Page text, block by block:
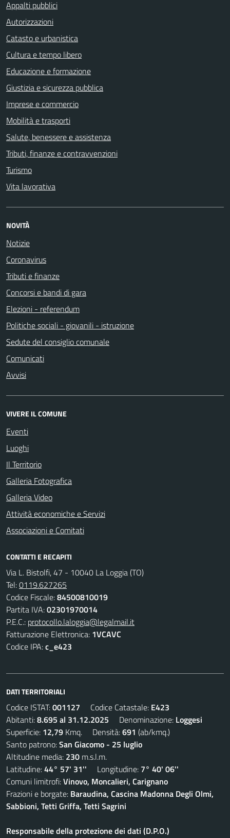
Appalti pubblici
Autorizzazioni
Catasto e urbanistica
Cultura e tempo libero
Educazione e formazione
Giustizia e sicurezza pubblica
Imprese e commercio
Mobilità e trasporti
Salute, benessere e assistenza
Tributi, finanze e contravvenzioni
Turismo
Vita lavorativa
NOVITÀ
Notizie
Coronavirus
Tributi e finanze
Concorsi e bandi di gara
Elezioni - referendum
Politiche sociali - giovanili - istruzione
Sedute del consiglio comunale
Comunicati
Avvisi
VIVERE IL COMUNE
Eventi
Luoghi
Il Territorio
Galleria Fotografica
Galleria Video
Attività economiche e Servizi
Associazioni e Comitati
CONTATTI E RECAPITI
Via L. Bistolfi, 47 - 10040 La Loggia (TO)
Tel:0119.627265
Codice Fiscale:84500810019
Partita IVA:02301970014
P.E.C.: protocollo.laloggia@legalmail.it
Fatturazione Elettronica: 1VCAVC
Codice IPA:c_e423
DATI TERRITORIALI
Codice ISTAT:001127 Codice Catastale: E423
Abitanti:8.695 al 31.12.2025 Denominazione: Loggesi
Superficie: 12,79 Kmq. Densità:691 (ab/kmq.)
Santo patrono:San Giacomo - 25 luglio
Altitudine media: 230 m.s.l.m.
Latitudine:44° 57' 31'' Longitudine: 7° 40' 06''
Comuni limitrofi:Vinovo, Moncalieri, Carignano
Frazioni e borgate: Baraudina, Cascina Madonna Degli Olmi,
Sabbioni, Tetti Griffa, Tetti Sagrini
Responsabile della protezione dei dati (D.P.O.)